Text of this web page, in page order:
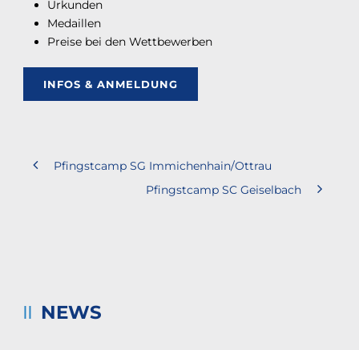
Urkunden
Medaillen
Preise bei den Wettbewerben
INFOS & ANMELDUNG
Pfingstcamp SG Immichenhain/Ottrau
Pfingstcamp SC Geiselbach
NEWS